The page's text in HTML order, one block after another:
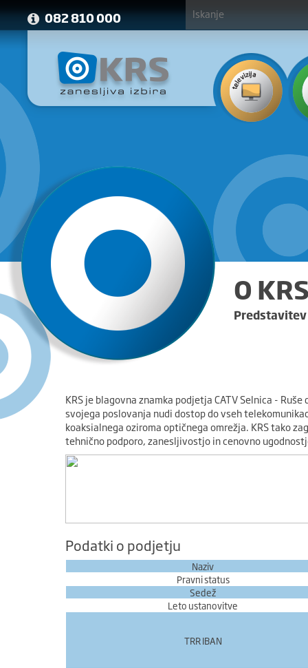
082 810 000
O
Predstavitev
KRS je blagovna znamka podjetja CATV Selnica -
svojega poslovanja nudi dostop do vseh
koaksialnega oziroma optičnega omrežja. KRS tako
tehnično podporo, zanesljivostjo in cenovno
Podatki o podjetju
Naziv
Pravni status
Sedež
Leto ustanovitve
TRR IBAN